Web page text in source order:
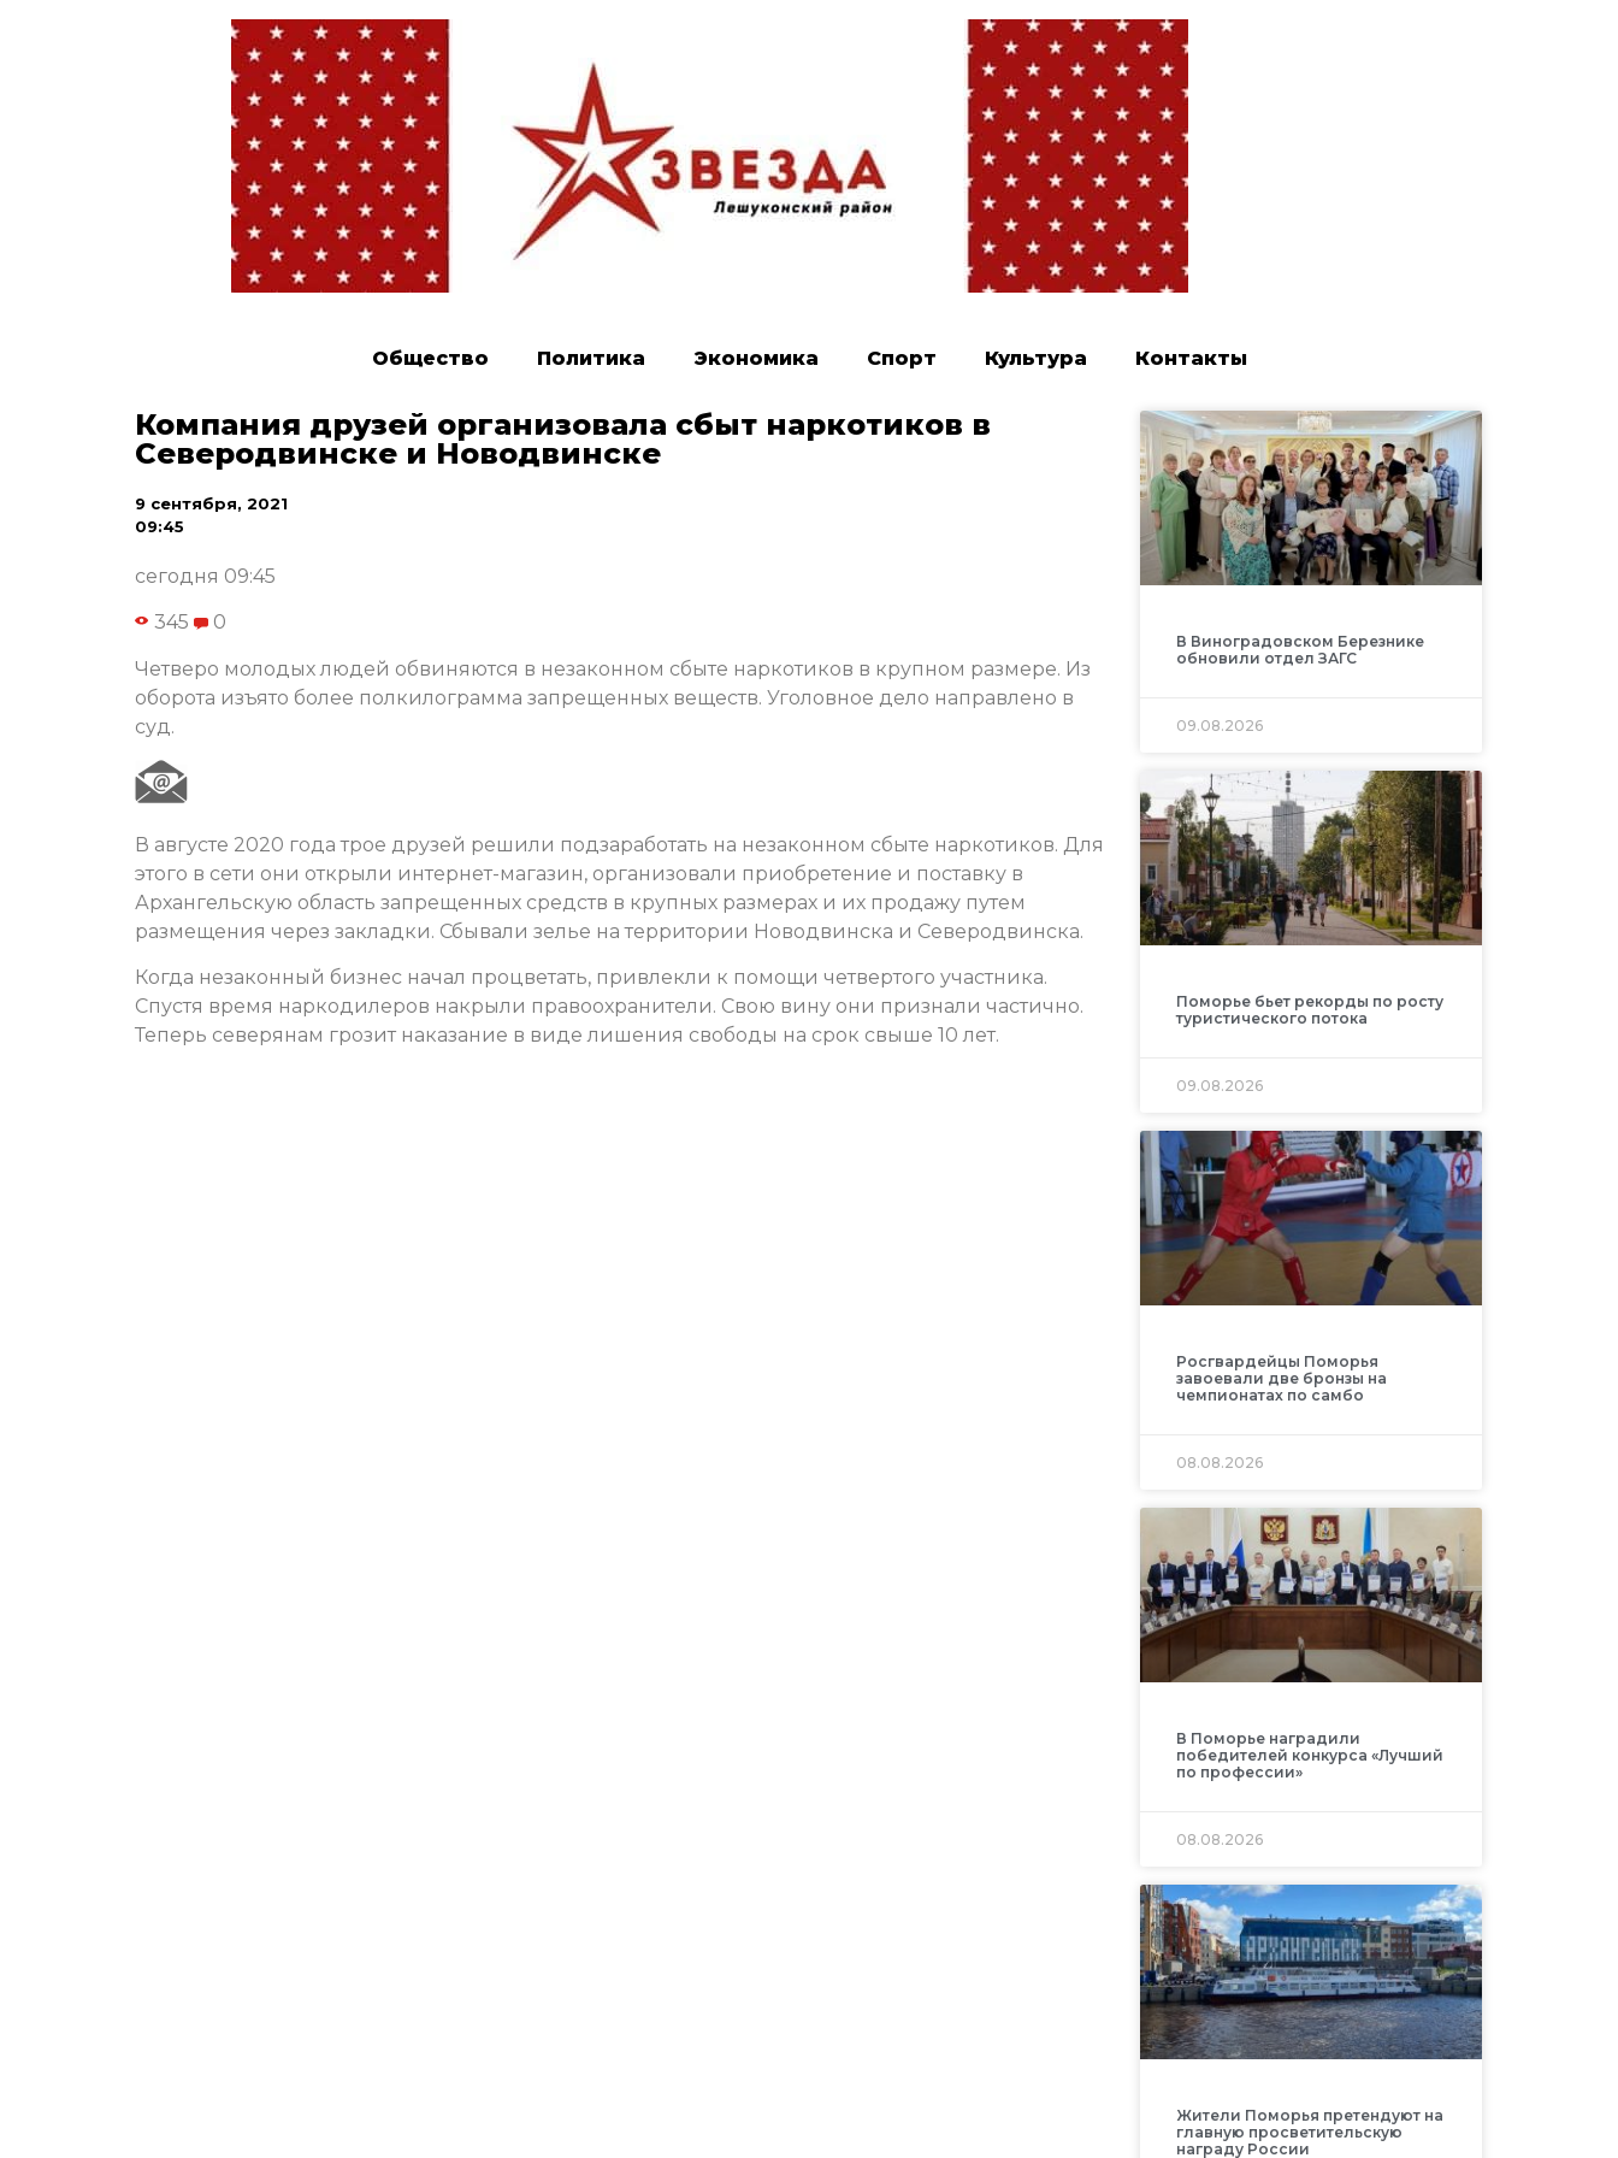
Общество Политика Экономика Спорт Культура Контакты
Компания друзей организовала сбыт наркотиков в
Северодвинске и Новодвинске
9 сентября, 2021
09:45
сегодня 09:45
345 0
Четверо молодых людей обвиняются в незаконном сбыте наркотиков в крупном размере. Из
оборота изъято более полкилограмма запрещенных веществ. Уголовное дело направлено в
суд.
В августе 2020 года трое друзей решили подзаработать на незаконном сбыте наркотиков. Для
этого в сети они открыли интернет-магазин, организовали приобретение и поставку в
Архангельскую область запрещенных средств в крупных размерах и их продажу путем
размещения через закладки. Сбывали зелье на территории Новодвинска и Северодвинска.
Когда незаконный бизнес начал процветать, привлекли к помощи четвертого участника.
Спустя время наркодилеров накрыли правоохранители. Свою вину они признали частично.
Теперь северянам грозит наказание в виде лишения свободы на срок свыше 10 лет.
В Виноградовском Березнике
обновили отдел ЗАГС
09.08.2026
Поморье бьет рекорды по росту
туристического потока
09.08.2026
Росгвардейцы Поморья
завоевали две бронзы на
чемпионатах по самбо
08.08.2026
В Поморье наградили
победителей конкурса «Лучший
по профессии»
08.08.2026
Жители Поморья претендуют на
главную просветительскую
награду России